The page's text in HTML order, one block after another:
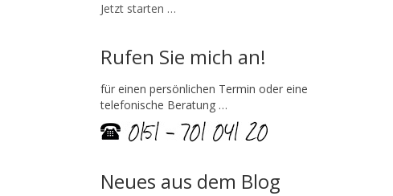
Jetzt starten …
Rufen Sie mich an!
für einen persönlichen Termin oder eine
telefonische Beratung …
Neues aus dem Blog